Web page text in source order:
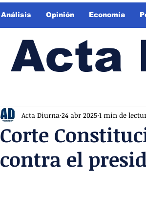
Análisis Opinión Economía
Acta
Corte
contra el
Acta Diurna 24 abr 2025 1 min de